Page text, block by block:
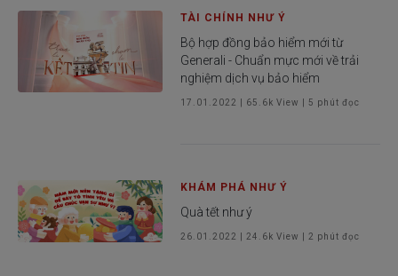
TÀI CHÍNH NHƯ Ý
Bộ hợp đồng bảo hiểm mới từ
Generali - Chuẩn mực mới về trải
nghiệm dịch vụ bảo hiểm
17.01.2022 65.6k View |5 phút đọc
KHÁM PHÁ NHƯ Ý
Quà tết như ý
26.01.2022 24.6k View | 2 phút đọc